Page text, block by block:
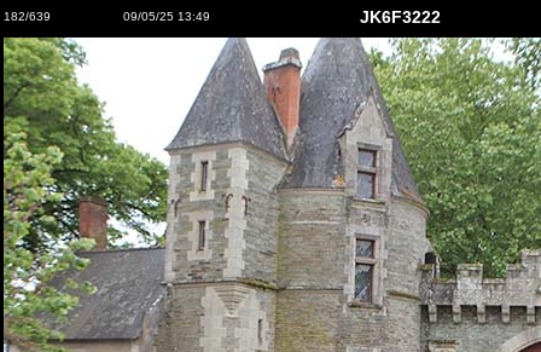
182/639 09/05/25 13:49 JK6F3222